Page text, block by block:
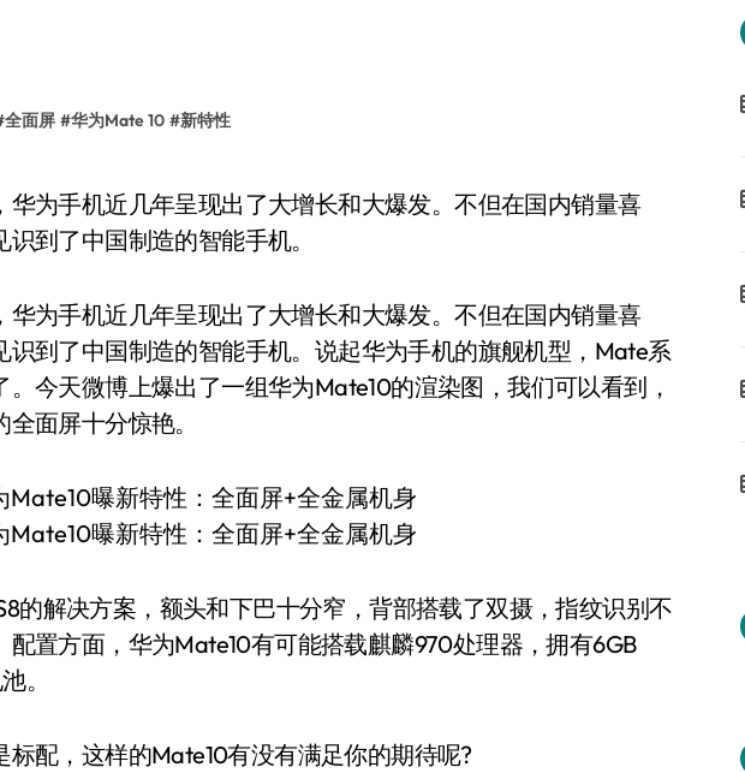
全面屏 #华为Mate 10 #新特性
到了中国制造的智能手机。
为手机近几年呈现出了大增长和大爆发。不但在国内销量喜
识到了中国制造的智能手机。说起华为手机的旗舰机型，Mate系
今天微博上爆出了一组华为Mate10的渲染图，我们可以看到，
面屏十分惊艳。
的解决方案，额头和下巴十分窄，背部搭载了双摄，指纹识别不
置方面，华为Mate10有可能搭载麒麟970处理器，拥有6GB
。
配，这样的Mate10有没有满足你的期待呢?